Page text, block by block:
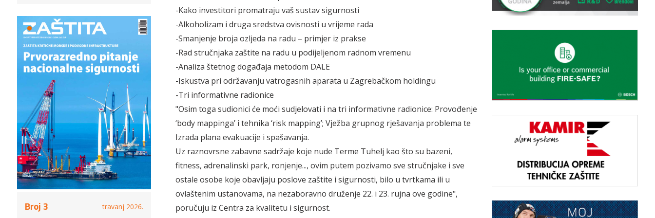
Broj 3 travanj 2026.
-Kako investitori promatraju vaš sustav sigurnosti
-Alkoholizam i druga sredstva ovisnosti u vrijeme rada
-Smanjenje broja ozljeda na radu – primjer iz prakse
-Rad stručnjaka zaštite na radu u podijeljenom radnom vremenu
-Analiza štetnog događaja metodom DALE
-Iskustva pri održavanju vatrogasnih aparata u Zagrebačkom holdingu
-Tri informativne radionice
"Osim toga sudionici će moći sudjelovati i na tri informativne radionice: Provođenje
‘body mappinga’ i tehnika ‘risk mapping’; Vježba grupnog rješavanja problema te
Izrada plana evakuacije i spašavanja.
Uz raznovrsne zabavne sadržaje koje nude Terme Tuhelj kao što su bazeni,
fitness, adrenalinski park, ronjenje..., ovim putem pozivamo sve stručnjake i sve
ostale osobe koje obavljaju poslove zaštite i sigurnosti, bilo u tvrtkama ili u
ovlaštenim ustanovama, na nezaboravno druženje 22. i 23. rujna ove godine",
poručuju iz Centra za kvalitetu i sigurnost.